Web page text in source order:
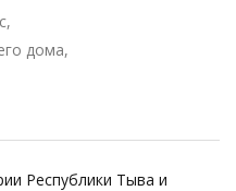
дома,
Республики Тыва и